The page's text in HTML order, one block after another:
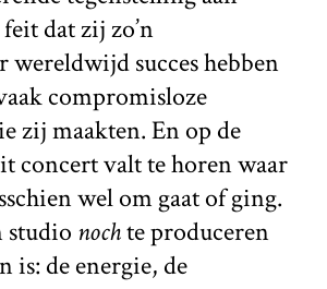
dat zij zo’n
wereldwijd succes hebben
compromisloze
zij maakten. En op de
concert valt te horen waar
wel om gaat of ging.
studio nochte produceren
is: de energie, de